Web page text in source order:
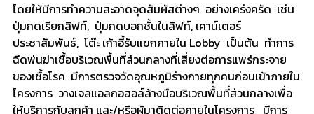
โดยให้มีการทำความสะอาดจุดสัมผัสต่างๆ อย่างเคร่งครัด เช่น
ปุ่มกดเรียกลิฟท์, ปุ่มกดบอกชั้นในลิฟท์, เคาน์เตอร์
ประชาสัมพันธ์, โต๊ะ เก้าอี้รับแขกภายใน Lobby เป็นต้น ทำการ
ฉีดพ่นฆ่าเชื้อบริเวณพื้นที่ส่วนกลางที่เสี่ยงต่อการแพร่กระจาย
ของเชื้อโรค มีการตรวจวัดอุณหภูมิร่างกายทุกคนก่อนเข้าภายใน
โครงการ วางเจลแอลกอฮอล์ล้างมือบริเวณพื้นที่ส่วนกลางเพื่อ
ให้บริการกับลูกค้า และ/หรือผู้มาติดต่อภายในโครงการ มีการ